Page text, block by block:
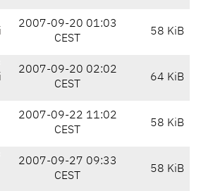
2007-09-20 01:03
CEST
58 KiB
2007-09-20 02:02
CEST
64 KiB
2007-09-22 11:02
CEST
58 KiB
2007-09-27 09:33
CEST
58 KiB